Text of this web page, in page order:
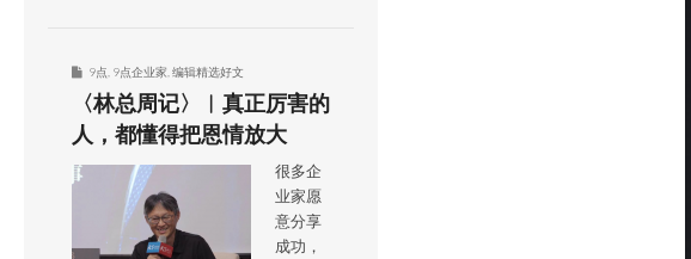
9点 9点企业家 编辑精选好文
〈林总周记〉︱真正厉害的
人，都懂得把恩情放大
很多企
业家愿
意分享
成功，